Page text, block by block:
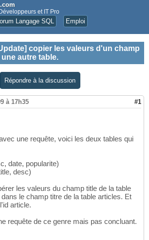
et IT Pro
Langage SQL Emploi
copier les valeurs d'un champ
autre table.
Répondre à la discussion
à 17h35 #1
une requête, voici les deux tables qui
date, popularite)
desc)
les valeurs du champ title de la table
le champ titre de la table articles. Et
article.
requête de ce genre mais pas concluant.